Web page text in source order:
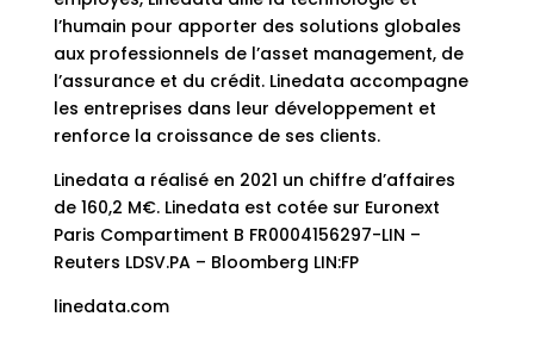
l’humain pour apporter des solutions globales
aux professionnels de l’asset management, de
l’assurance et du crédit. Linedata accompagne
les entreprises dans leur développement et
renforce la croissance de ses clients.
Linedata a réalisé en 2021 un chiffre d’affaires
de 160,2 M€. Linedata est cotée sur Euronext
Paris Compartiment B FR0004156297-LIN –
Reuters LDSV.PA – Bloomberg LIN:FP
linedata.com